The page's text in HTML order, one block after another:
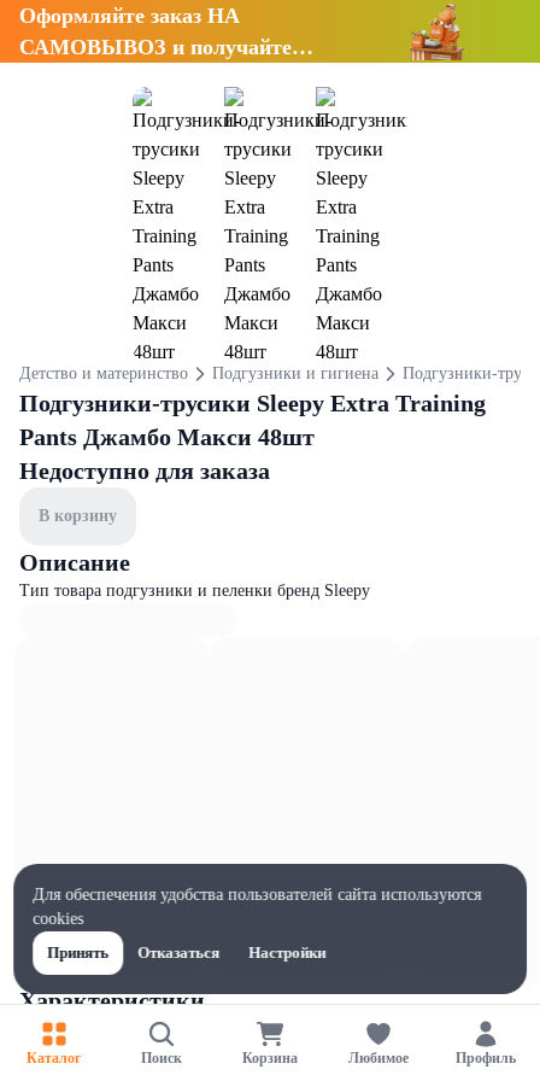
Оформляйте заказ НА
САМОВЫВОЗ и получайте
Детство и материнство Подгузники и гигиена Подгузники-
Подгузники-трусики Sleepy Extra Training
Pants Джамбо Макси 48шт
Недоступно для заказа
В корзину
Описание
Тип товара подгузники и пеленки бренд Sleepy
Характеристики
Ширина, мм
210
Каталог Поиск Корзина Любимое Профиль
Для обеспечения удобства пользователей сайта используются
cookies
Принять
Отказаться Настройки